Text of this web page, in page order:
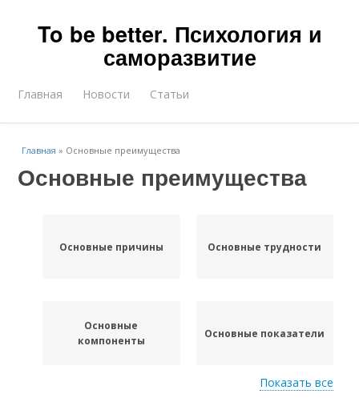
To be better. Психология и
саморазвитие
Главная Новости Статьи
Главная » Основные преимущества
Основные преимущества
Основные причины Основные трудности
Основные
компоненты
Основные показатели
Показать все